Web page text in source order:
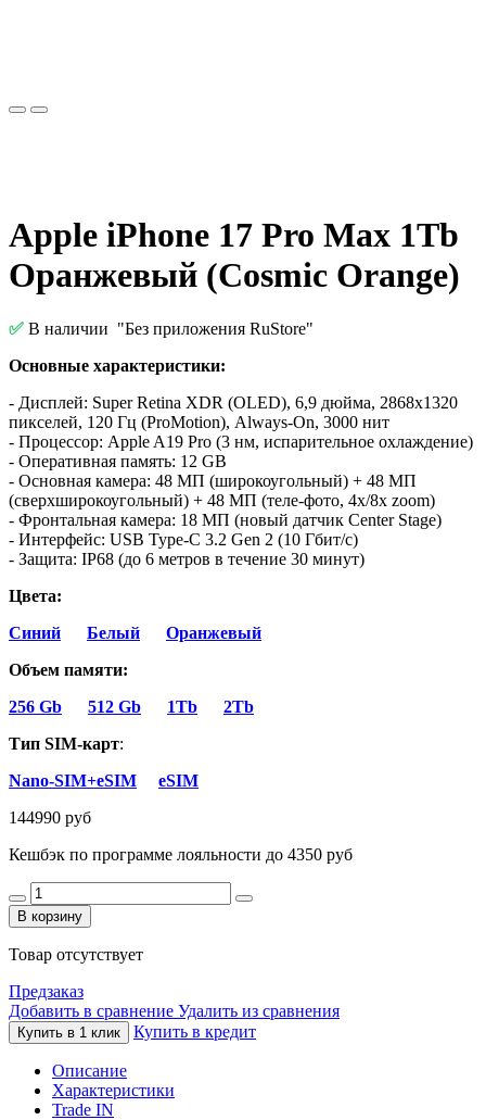
Apple iPhone 17 Pro Max 1Tb
Оранжевый (Cosmic Orange)
✅ В наличии "Без приложения RuStore"
Основные характеристики:
- Дисплей: Super Retina XDR (OLED), 6,9 дюйма, 2868x1320
пикселей, 120 Гц (ProMotion), Always-On, 3000 нит
- Процессор: Apple A19 Pro (3 нм, испарительное охлаждение)
- Оперативная память: 12 GB
- Основная камера: 48 МП (широкоугольный) + 48 МП
(сверхширокоугольный) + 48 МП (теле-фото, 4x/8x zoom)
- Фронтальная камера: 18 МП (новый датчик Center Stage)
- Интерфейс: USB Type-C 3.2 Gen 2 (10 Гбит/с)
- Защита: IP68 (до 6 метров в течение 30 минут)
Цвета:
Синий
Белый
Оранжевый
Объем памяти:
256 Gb
512 Gb 1Tb
2Tb
Тип SIM-карт:
Nano-SIM+eSIM
eSIM
144990 руб
Кешбэк по программе лояльности до 4350 руб
В корзину
Товар отсутствует
Предзаказ
Добавить в сравнение Удалить из сравнения
Купить в 1 клик Купить в кредит
Описание
Характеристики
Trade IN